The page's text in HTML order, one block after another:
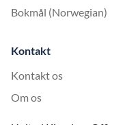
Bokmål (Norwegian)
Kontakt
Kontakt os
Om os